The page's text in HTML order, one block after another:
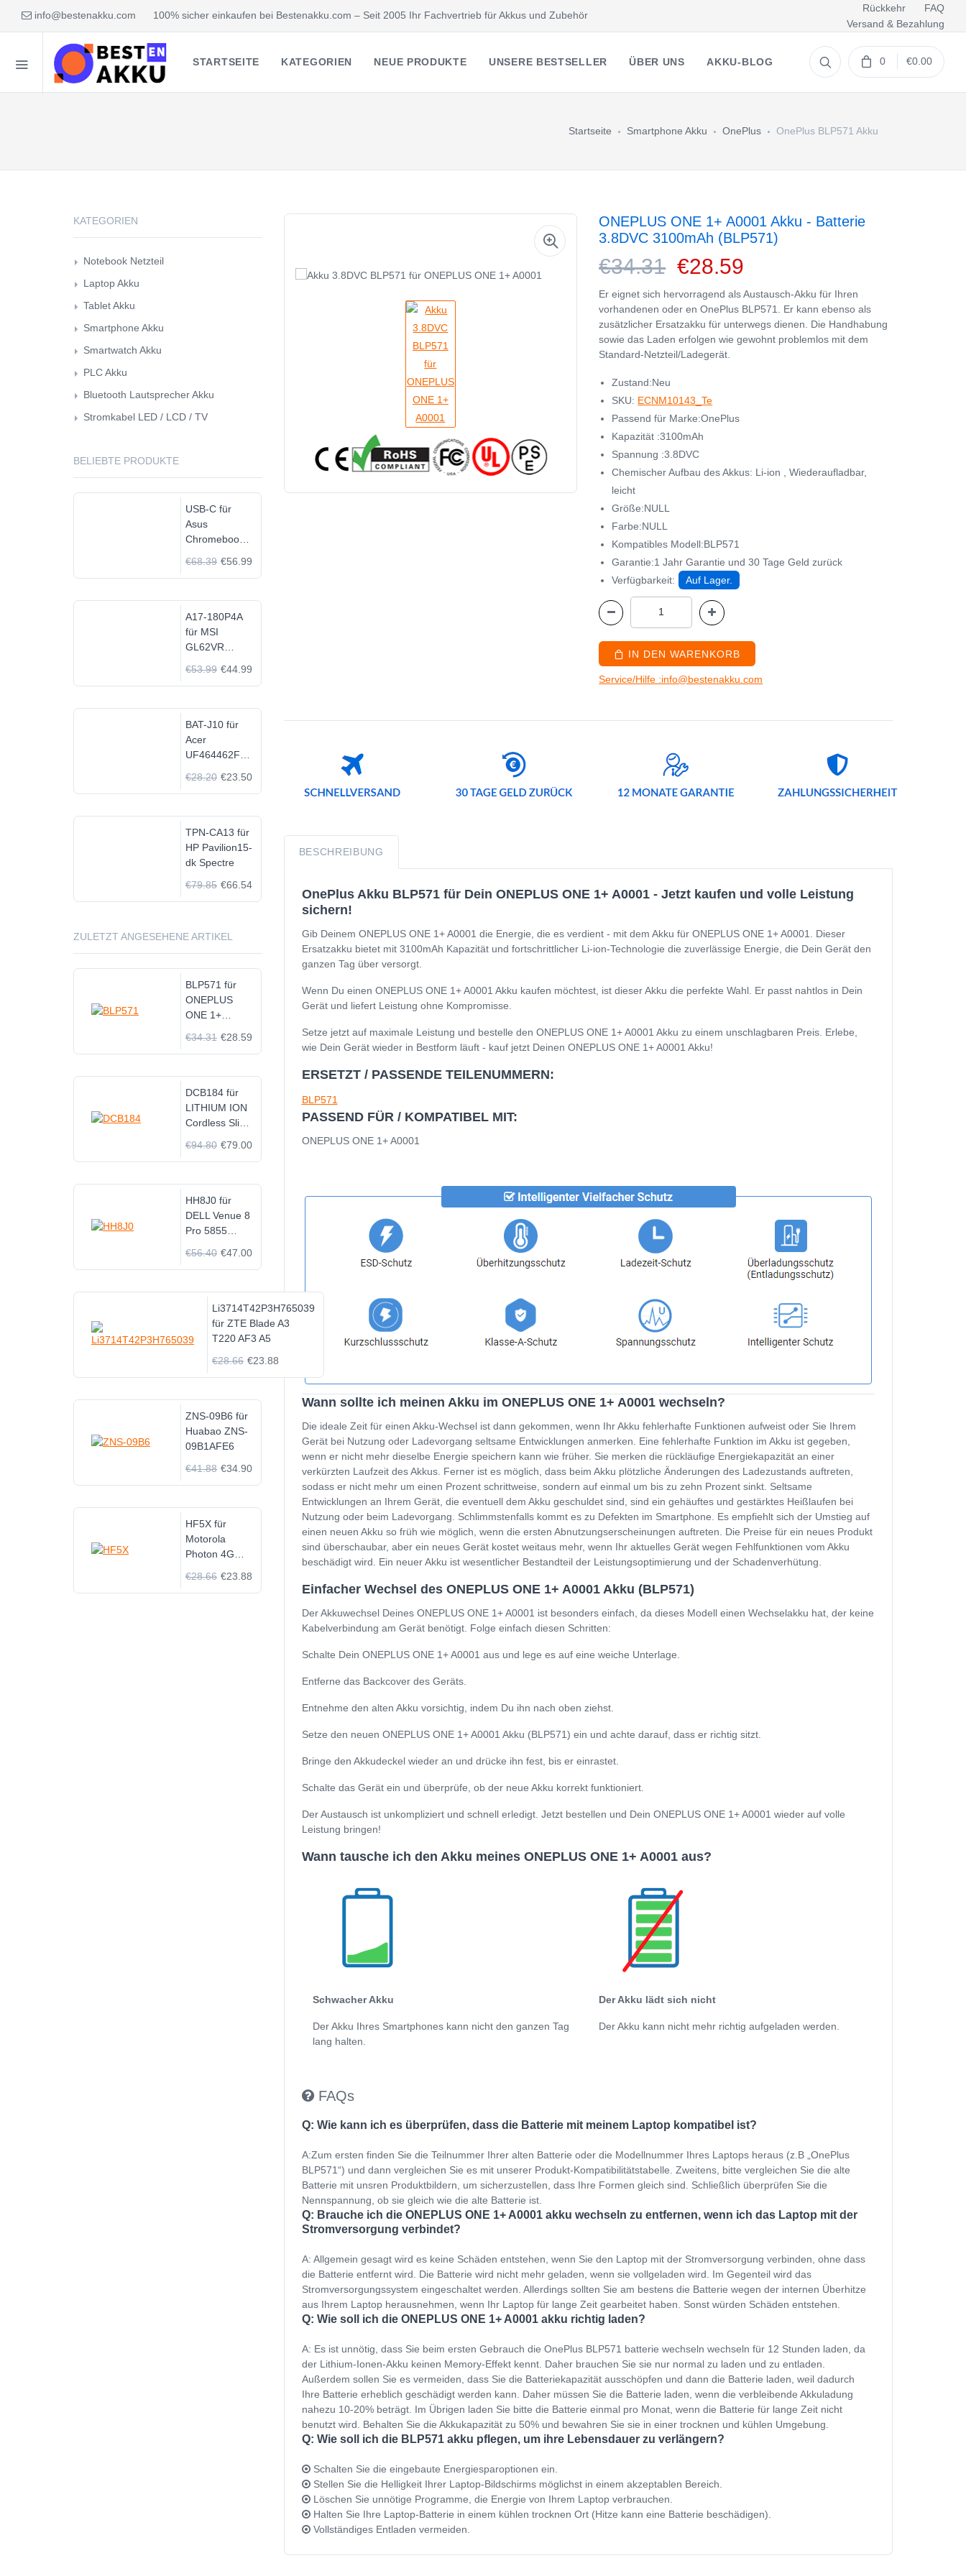
info@bestenakku.com 100% sicher einkaufen bei Bestenakku.com – Seit 2005 Ihr Fachvertrieb für Akkus und Zubehör
Rückkehr
FAQ
Versand & Bezahlung
STARTSEITE KATEGORIEN NEUE PRODUKTE UNSERE BESTSELLER ÜBER UNS AKKU-BLOG 0 €0.00
Startseite Smartphone Akku OnePlus OnePlus BLP571 Akku
ONEPLUS ONE 1+ A0001 Akku - Batterie
3.8DVC 3100mAh (BLP571)
€34.31€28.59
Er eignet sich hervorragend als Austausch-Akku für Ihren
vorhandenen oder en OnePlus BLP571. Er kann ebenso als
zusätzlicher Ersatzakku für unterwegs dienen. Die Handhabung
sowie das Laden erfolgen wie gewohnt problemlos mit dem
Standard-Netzteil/Ladegerät.
Zustand:Neu
SKU: ECNM10143_Te
Passend für Marke:OnePlus
Kapazität :3100mAh
Spannung :3.8DVC
Chemischer Aufbau des Akkus: Li-ion , Wiederaufladbar,
leicht
Größe:NULL
Farbe:NULL
Kompatibles Modell:BLP571
Garantie:1 Jahr Garantie und 30 Tage Geld zurück
Verfügbarkeit:
Auf Lager.
IN DEN WARENKORB
Service/Hilfe :info@bestenakku.com
BESCHREIBUNG
OnePlus Akku BLP571 für Dein ONEPLUS ONE 1+ A0001 - Jetzt kaufen und volle Leistung
sichern!
Gib Deinem ONEPLUS ONE 1+ A0001 die Energie, die es verdient - mit dem Akku für ONEPLUS ONE 1+ A0001. Dieser
Ersatzakku bietet mit 3100mAh Kapazität und fortschrittlicher Li-ion-Technologie die zuverlässige Energie, die Dein Gerät den
ganzen Tag über versorgt.
Wenn Du einen ONEPLUS ONE 1+ A0001 Akku kaufen möchtest, ist dieser Akku die perfekte Wahl. Er passt nahtlos in Dein
Gerät und liefert Leistung ohne Kompromisse.
Setze jetzt auf maximale Leistung und bestelle den ONEPLUS ONE 1+ A0001 Akku zu einem unschlagbaren Preis. Erlebe,
wie Dein Gerät wieder in Bestform läuft - kauf jetzt Deinen ONEPLUS ONE 1+ A0001 Akku!
ERSETZT / PASSENDE TEILENUMMERN:
BLP571
PASSEND FÜR / KOMPATIBEL MIT:
ONEPLUS ONE 1+ A0001
Wann sollte ich meinen Akku im ONEPLUS ONE 1+ A0001 wechseln?
Die ideale Zeit für einen Akku-Wechsel ist dann gekommen, wenn Ihr Akku fehlerhafte Funktionen aufweist oder Sie Ihrem
Gerät bei Nutzung oder Ladevorgang seltsame Entwicklungen anmerken. Eine fehlerhafte Funktion im Akku ist gegeben,
wenn er nicht mehr dieselbe Energie speichern kann wie früher. Sie merken die rückläufige Energiekapazität an einer
verkürzten Laufzeit des Akkus. Ferner ist es möglich, dass beim Akku plötzliche Änderungen des Ladezustands auftreten,
sodass er nicht mehr um einen Prozent schrittweise, sondern auf einmal um bis zu zehn Prozent sinkt. Seltsame
Entwicklungen an Ihrem Gerät, die eventuell dem Akku geschuldet sind, sind ein gehäuftes und gestärktes Heißlaufen bei
Nutzung oder beim Ladevorgang. Schlimmstenfalls kommt es zu Defekten im Smartphone. Es empfiehlt sich der Umstieg auf
einen neuen Akku so früh wie möglich, wenn die ersten Abnutzungserscheinungen auftreten. Die Preise für ein neues Produkt
sind überschaubar, aber ein neues Gerät kostet weitaus mehr, wenn Ihr aktuelles Gerät wegen Fehlfunktionen vom Akku
beschädigt wird. Ein neuer Akku ist wesentlicher Bestandteil der Leistungsoptimierung und der Schadenverhütung.
Einfacher Wechsel des ONEPLUS ONE 1+ A0001 Akku (BLP571)
Der Akkuwechsel Deines ONEPLUS ONE 1+ A0001 ist besonders einfach, da dieses Modell einen Wechselakku hat, der keine
Kabelverbindung am Gerät benötigt. Folge einfach diesen Schritten:
Schalte Dein ONEPLUS ONE 1+ A0001 aus und lege es auf eine weiche Unterlage.
Entferne das Backcover des Geräts.
Entnehme den alten Akku vorsichtig, indem Du ihn nach oben ziehst.
Setze den neuen ONEPLUS ONE 1+ A0001 Akku (BLP571) ein und achte darauf, dass er richtig sitzt.
Bringe den Akkudeckel wieder an und drücke ihn fest, bis er einrastet.
Schalte das Gerät ein und überprüfe, ob der neue Akku korrekt funktioniert.
Der Austausch ist unkompliziert und schnell erledigt. Jetzt bestellen und Dein ONEPLUS ONE 1+ A0001 wieder auf volle
Leistung bringen!
Wann tausche ich den Akku meines ONEPLUS ONE 1+ A0001 aus?
Schwacher Akku
Der Akku Ihres Smartphones kann nicht den ganzen Tag
lang halten.
Der Akku lädt sich nicht
Der Akku kann nicht mehr richtig aufgeladen werden.
FAQs
Q: Wie kann ich es überprüfen, dass die Batterie mit meinem Laptop kompatibel ist?
A:Zum ersten finden Sie die Teilnummer Ihrer alten Batterie oder die Modellnummer Ihres Laptops heraus (z.B „OnePlus
BLP571“) und dann vergleichen Sie es mit unserer Produkt-Kompatibilitätstabelle. Zweitens, bitte vergleichen Sie die alte
Batterie mit unsren Produktbildern, um sicherzustellen, dass Ihre Formen gleich sind. Schließlich überprüfen Sie die
Nennspannung, ob sie gleich wie die alte Batterie ist.
Q: Brauche ich die ONEPLUS ONE 1+ A0001 akku wechseln zu entfernen, wenn ich das Laptop mit der
Stromversorgung verbindet?
A: Allgemein gesagt wird es keine Schäden entstehen, wenn Sie den Laptop mit der Stromversorgung verbinden, ohne dass
die Batterie entfernt wird. Die Batterie wird nicht mehr geladen, wenn sie vollgeladen wird. Im Gegenteil wird das
Stromversorgungssystem eingeschaltet werden. Allerdings sollten Sie am bestens die Batterie wegen der internen Überhitze
aus Ihrem Laptop herausnehmen, wenn Ihr Laptop für lange Zeit gearbeitet haben. Sonst würden Schäden entstehen.
Q: Wie soll ich die ONEPLUS ONE 1+ A0001 akku richtig laden?
A: Es ist unnötig, dass Sie beim ersten Gebrauch die OnePlus BLP571 batterie wechseln wechseln für 12 Stunden laden, da
der Lithium-Ionen-Akku keinen Memory-Effekt kennt. Daher brauchen Sie sie nur normal zu laden und zu entladen.
Außerdem sollen Sie es vermeiden, dass Sie die Batteriekapazität ausschöpfen und dann die Batterie laden, weil dadurch
Ihre Batterie erheblich geschädigt werden kann. Daher müssen Sie die Batterie laden, wenn die verbleibende Akkuladung
nahezu 10-20% beträgt. Im Übrigen laden Sie bitte die Batterie einmal pro Monat, wenn die Batterie für lange Zeit nicht
benutzt wird. Behalten Sie die Akkukapazität zu 50% und bewahren Sie sie in einer trocknen und kühlen Umgebung.
Q: Wie soll ich die BLP571 akku pflegen, um ihre Lebensdauer zu verlängern?
Schalten Sie die eingebaute Energiesparoptionen ein.
Stellen Sie die Helligkeit Ihrer Laptop-Bildschirms möglichst in einem akzeptablen Bereich.
Löschen Sie unnötige Programme, die Energie von Ihrem Laptop verbrauchen.
Halten Sie Ihre Laptop-Batterie in einem kühlen trocknen Ort (Hitze kann eine Batterie beschädigen).
Vollständiges Entladen vermeiden.
KATEGORIEN
Notebook Netzteil
Laptop Akku
Tablet Akku
Smartphone Akku
Smartwatch Akku
PLC Akku
Bluetooth Lautsprecher Akku
Stromkabel LED / LCD / TV
BELIEBTE PRODUKTE
USB-C für
Asus
Chromebook
€68.39 €56.99
A17-180P4A
für MSI
GL62VR
€53.99 €44.99
BAT-J10 für
Acer
UF464462F
€28.20 €23.50
TPN-CA13 für
HP Pavilion15-
dk Spectre
€79.85 €66.54
ZULETZT ANGESEHENE ARTIKEL
BLP571 für
ONEPLUS
ONE 1+
€34.31 €28.59
DCB184 für
LITHIUM ION
Cordless Slide
€94.80 €79.00
HH8J0 für
DELL Venue 8
Pro 5855
€56.40 €47.00
Li3714T42P3H765039
für ZTE Blade A3
T220 AF3 A5
€28.66 €23.88
ZNS-09B6 für
Huabao ZNS-
09B1AFE6
€41.88 €34.90
HF5X für
Motorola
Photon 4G
€28.66 €23.88